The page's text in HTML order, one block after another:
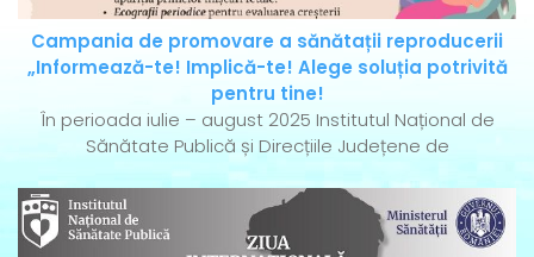
Campania de promovare a sănătații reproducerii
„Informează-te! Implică-te! Alege soluția potrivită
pentru tine!
În perioada iulie – august 2025 Institutul Național de
Sănătate Publică și Direcțiile Județene de